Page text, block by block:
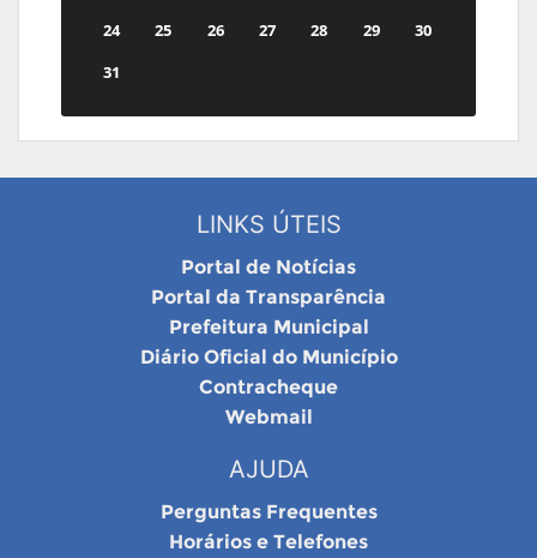
24
25 26 27 28 29
30
31
LINKS ÚTEIS
Portal de Notícias
Portal da Transparência
Prefeitura Municipal
Diário Oficial do Município
Contracheque
Webmail
AJUDA
Perguntas Frequentes
Horários e Telefones